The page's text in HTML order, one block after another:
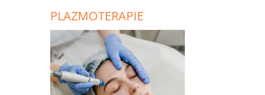
PLAZMOTERAPIE